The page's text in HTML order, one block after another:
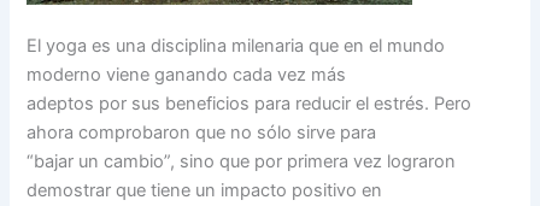
El yoga es una disciplina milenaria que en el mundo
moderno viene ganando cada vez más
adeptos por sus beneficios para reducir el estrés. Pero
ahora comprobaron que no sólo sirve para
“bajar un cambio”, sino que por primera vez lograron
demostrar que tiene un impacto positivo en